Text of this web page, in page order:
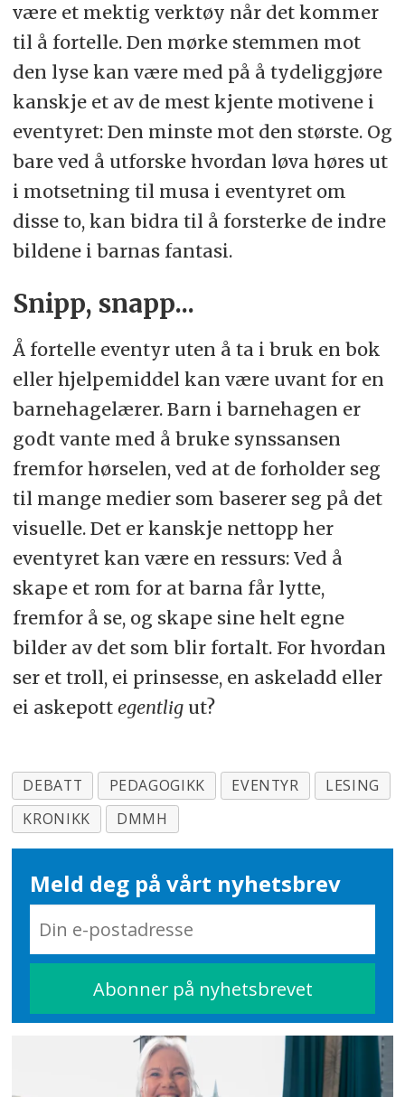
være et mektig verktøy når det kommer
til å fortelle. Den mørke stemmen mot
den lyse kan være med på å tydeliggjøre
kanskje et av de mest kjente motivene i
eventyret: Den minste mot den største. Og
bare ved å utforske hvordan løva høres ut
i motsetning til musa i eventyret om
disse to, kan bidra til å forsterke de indre
bildene i barnas fantasi.
Snipp, snapp...
Å fortelle eventyr uten å ta i bruk en bok
eller hjelpemiddel kan være uvant for en
barnehagelærer. Barn i barnehagen er
godt vante med å bruke synssansen
fremfor hørselen, ved at de forholder seg
til mange medier som baserer seg på det
visuelle. Det er kanskje nettopp her
eventyret kan være en ressurs: Ved å
skape et rom for at barna får lytte,
fremfor å se, og skape sine helt egne
bilder av det som blir fortalt. For hvordan
ser et troll, ei prinsesse, en askeladd eller
ei askepott egentligut?
DEBATT PEDAGOGIKK EVENTYR
LESING
KRONIKK
DMMH
Meld deg på vårt nyhetsbrev